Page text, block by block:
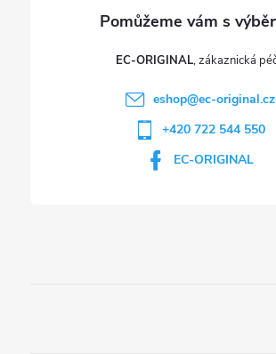
EC-ORIGINAL
eshop@ec-original.cz
+420 722 544 550
EC-ORIGINAL